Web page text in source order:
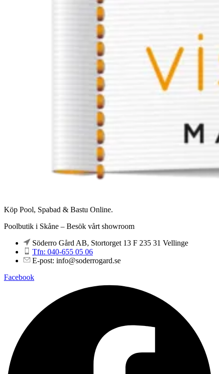
Köp Pool, Spabad & Bastu Online.
Poolbutik i Skåne – Besök vårt showroom
Söderro Gård AB, Stortorget 13 F 235 31 Vellinge
Tfn: 040-655 05 06
E-post: info@soderrogard.se
Facebook